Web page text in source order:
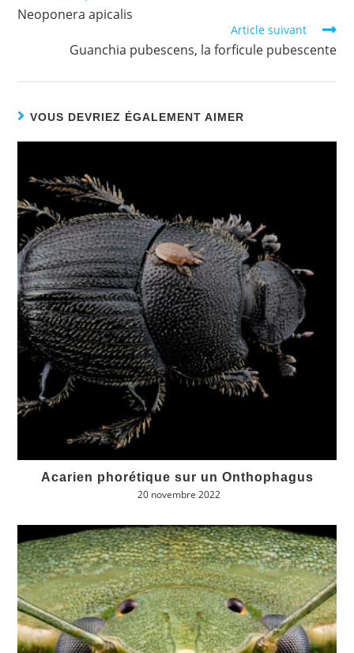
Neoponera apicalis
Article suivant
Guanchia pubescens, la forficule pubescente
VOUS DEVRIEZ ÉGALEMENT AIMER
Acarien phorétique sur un Onthophagus
20 novembre 2022